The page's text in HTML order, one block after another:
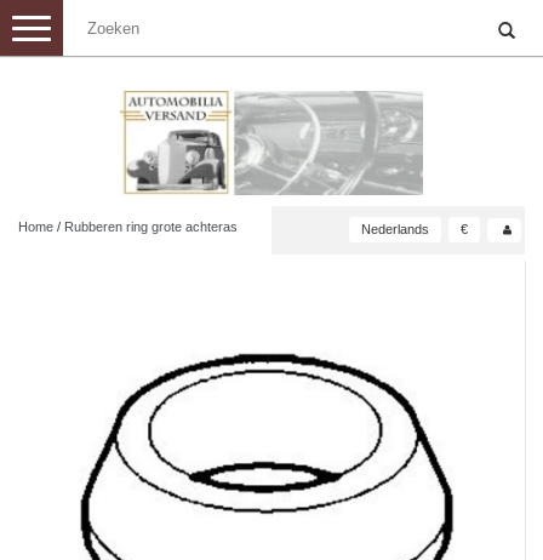
Toggle
navigation
Home / Rubberen ring grote achteras Nederlands €